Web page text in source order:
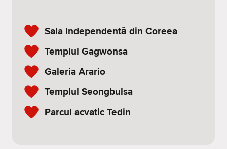
Sala Independentă din Coreea
Templul Gagwonsa
Galeria Arario
Templul Seongbulsa
Parcul acvatic Tedin